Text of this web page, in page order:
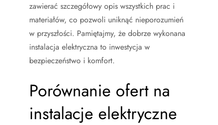
zawierać szczegółowy opis wszystkich prac i
materiałów, co pozwoli uniknąć nieporozumień
w przyszłości. Pamiętajmy, że dobrze wykonana
instalacja elektryczna to inwestycja w
bezpieczeństwo i komfort.
Porównanie ofert na
instalacje elektryczne